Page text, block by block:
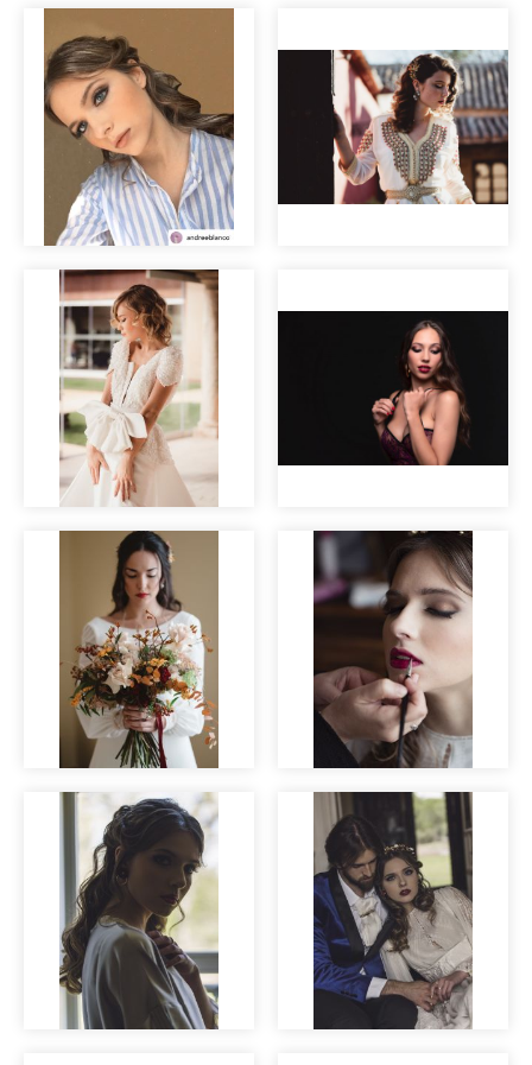
Maquillaje Beauty
para HRP
Mentidero
Making of
Novias con estilo
Maquillaje para
sesión de fotos
novias labios rojos Making of